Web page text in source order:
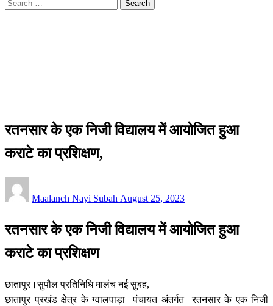
Search
रतनसार के एक निजी विद्यालय में आयोजित हुआ
कराटे का प्रशिक्षण,
Maalanch Nayi Subah on
August 25, 2023
रतनसार के एक निजी विद्यालय में आयोजित हुआ
कराटे का प्रशिक्षण
छातापुर।सुपौल प्रतिनिधि मालंच नई सुबह,
छातापुर प्रखंड क्षेत्र के ग्वालपाड़ा पंचायत अंतर्गत रतनसार के एक निजी